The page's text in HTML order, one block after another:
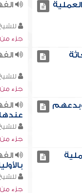
جزء من
جزء من
وبدعهم
عندها
جزء من
جزء من